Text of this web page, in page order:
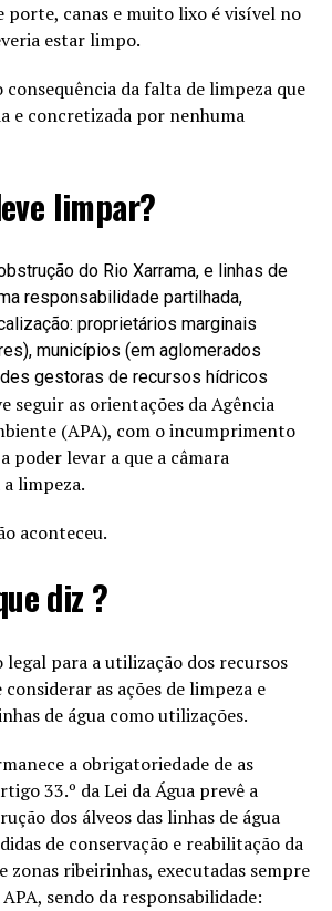
porte, canas e muito lixo é visível no
estar limpo.
consequência da falta de limpeza que
e concretizada por nenhuma
limpar?
do Rio Xarrama, e linhas de
responsabilidade partilhada,
proprietários marginais
municípios (em aglomerados
gestoras de recursos hídricos
seguir as orientações da Agência
(APA), com o incumprimento
poder levar a que a câmara
limpeza.
aconteceu.
diz ?
para a utilização dos recursos
as ações de limpeza e
de água como utilizações.
a obrigatoriedade de as
33.º da Lei da Água prevê a
dos álveos das linhas de água
de conservação e reabilitação da
zonas ribeirinhas, executadas sempre
sendo da responsabilidade: